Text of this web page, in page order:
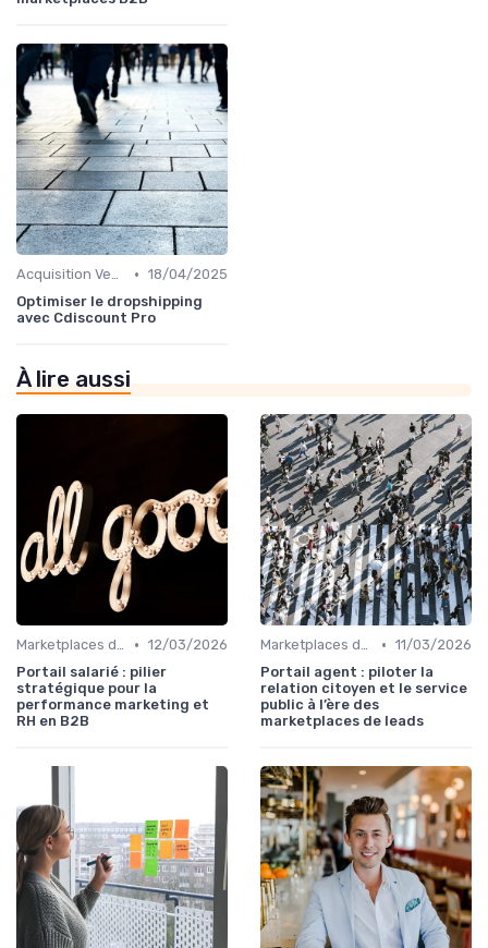
Acquisition Vendeurs • 18/04/2025
Optimiser le dropshipping
avec Cdiscount Pro
À lire aussi
Marketplaces de services interne • 12/03/2026
Portail salarié : pilier
stratégique pour la
performance marketing et
RH en B2B
Marketplaces de leadgen • 11/03/2026
Portail agent : piloter la
relation citoyen et le service
public à l’ère des
marketplaces de leads